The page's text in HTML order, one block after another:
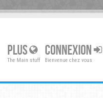
PLUS
The Main stuff
CONNEXION
Bienvenue chez vous